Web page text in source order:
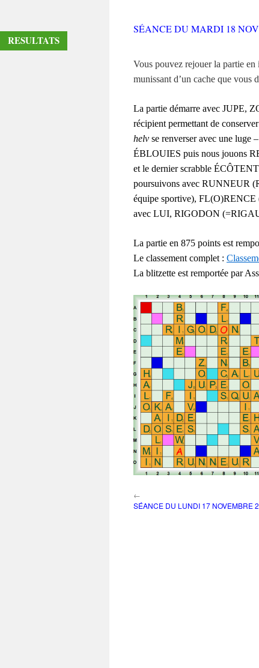
SÉANCE DU MARDI 18
Vous pouvez rejouer la partie
munissant d’un cache que vous
La partie démarre avec JUPE,
récipient permettant de
helv se renverser avec une luge
ÉBLOUIES puis nous jouons
et le dernier scrabble
poursuivons avec RUNNEUR
équipe sportive), FL(O)RENCE
avec LUI, RIGODON
La partie en 875 points est
Le classement complet :
La blitzette est remportée par
←
SÉANCE DU LUNDI 17 NOVEMBRE
RESULTATS